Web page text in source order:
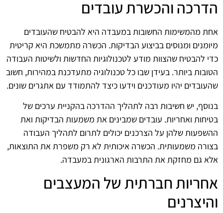
הדרכה והכשרת עובדים
אחת מהמשימות החשובות במעבדה היא להבטיח שהעובדים
מיומנים ומנוסים בביצוע הבדיקות. הכשרה מתמשכת היא קריטית
כדי להבטיח שהצוות מודע לטכנולוגיות החדשות ולשיטות העבודה
הטובות ביותר. בעידן שבו כל טכנולוגיה מתעדכנת במהירות, חשוב
שהעובדים יהיו מעודכנים וידעו כיצד להתמודד עם אתגרים שונים.
בנוסף, יש חשיבות רבה לתהליך ההדרכה בהקניית ערכים של
בטיחות ואחריות. עובדים שמבינים את משמעות הבדיקות ואת
ההשפעות שלהן על הצרכנים יכולים לתרום לתהליך העבודה
בצורה משמעותית. הכשרה איכותית לא רק משפרת את התוצאות,
אלא גם מחזקת את התרבות הארגונית במעבדה.
אחריות חברתית של המעצבים
והיצרנים